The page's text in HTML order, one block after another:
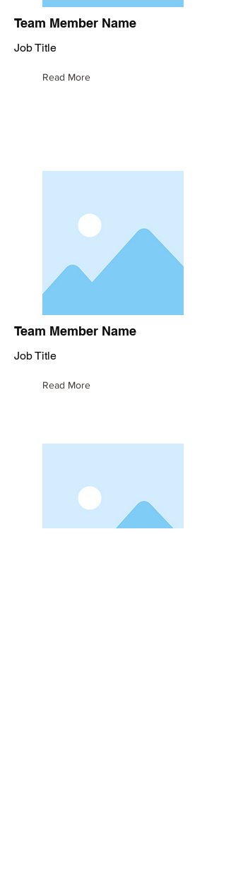
Team Member Name
Job Title
Read More
Team Member Name
Job Title
Read More